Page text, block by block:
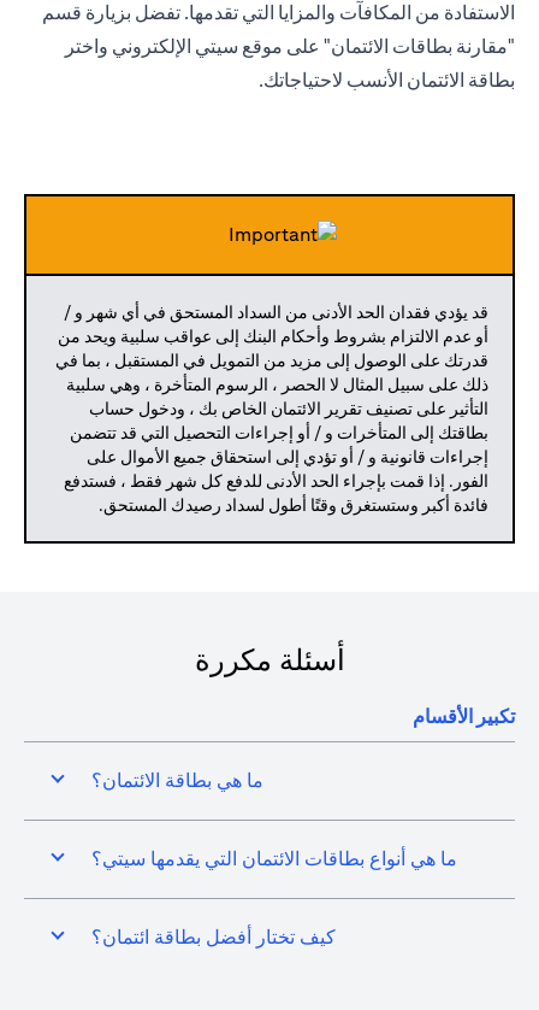
الاستفادة من المكافآت والمزايا التي تقدمها. تفضل بزيارة قسم
"مقارنة بطاقات الائتمان" على موقع سيتي الإلكتروني واختر
بطاقة الائتمان الأنسب لاحتياجاتك.
قد يؤدي فقدان الحد الأدنى من السداد المستحق في أي شهر و /
أو عدم الالتزام بشروط وأحكام البنك إلى عواقب سلبية ويحد من
قدرتك على الوصول إلى مزيد من التمويل في المستقبل ، بما في
ذلك على سبيل المثال لا الحصر ، الرسوم المتأخرة ، وهي سلبية
التأثير على تصنيف تقرير الائتمان الخاص بك ، ودخول حساب
بطاقتك إلى المتأخرات و / أو إجراءات التحصيل التي قد تتضمن
إجراءات قانونية و / أو تؤدي إلى استحقاق جميع الأموال على
الفور. إذا قمت بإجراء الحد الأدنى للدفع كل شهر فقط ، فستدفع
فائدة أكبر وستستغرق وقتًا أطول لسداد رصيدك المستحق.
أسئلة مكررة
تكبير الأقسام
ما هي بطاقة الائتمان؟
ما هي أنواع بطاقات الائتمان التي يقدمها سيتي؟
كيف تختار أفضل بطاقة ائتمان؟